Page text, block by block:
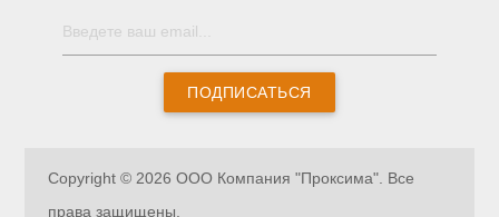
ПОДПИСАТЬСЯ
Copyright © 2026 ООО Компания "Проксима". Все
права защищены.